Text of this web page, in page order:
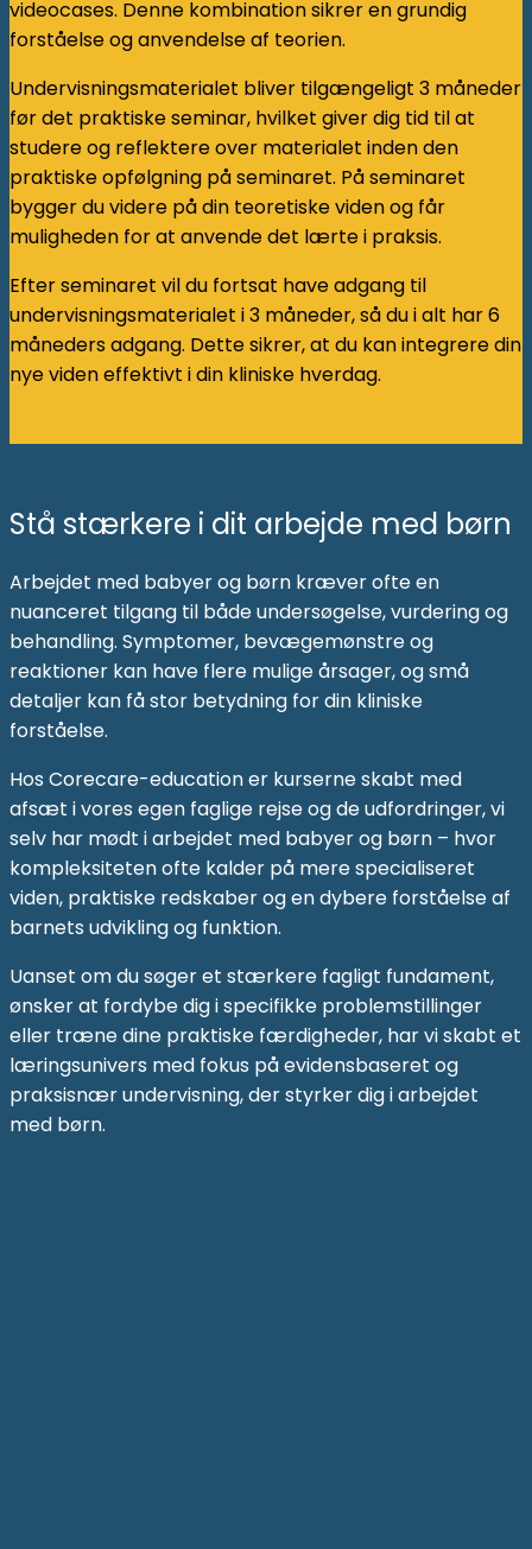
videocases. Denne kombination sikrer en grundig
forståelse og anvendelse af teorien.
Undervisningsmaterialet bliver tilgængeligt 3 måneder
før det praktiske seminar, hvilket giver dig tid til at
studere og reflektere over materialet inden den
praktiske opfølgning på seminaret. På seminaret
bygger du videre på din teoretiske viden og får
muligheden for at anvende det lærte i praksis.
Efter seminaret vil du fortsat have adgang til
undervisningsmaterialet i 3 måneder, så du i alt har 6
måneders adgang. Dette sikrer, at du kan integrere din
nye viden effektivt i din kliniske hverdag.
Stå stærkere i dit arbejde med børn
Arbejdet med babyer og børn kræver ofte en
nuanceret tilgang til både undersøgelse, vurdering og
behandling. Symptomer, bevægemønstre og
reaktioner kan have flere mulige årsager, og små
detaljer kan få stor betydning for din kliniske
forståelse.
Hos Corecare-education er kurserne skabt med
afsæt i vores egen faglige rejse og de udfordringer, vi
selv har mødt i arbejdet med babyer og børn – hvor
kompleksiteten ofte kalder på mere specialiseret
viden, praktiske redskaber og en dybere forståelse af
barnets udvikling og funktion.
Uanset om du søger et stærkere fagligt fundament,
ønsker at fordybe dig i specifikke problemstillinger
eller træne dine praktiske færdigheder, har vi skabt et
læringsunivers med fokus på evidensbaseret og
praksisnær undervisning, der styrker dig i arbejdet
med børn.